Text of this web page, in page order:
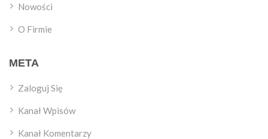
Nowości
O Firmie
META
Zaloguj Się
Kanał Wpisów
Kanał Komentarzy